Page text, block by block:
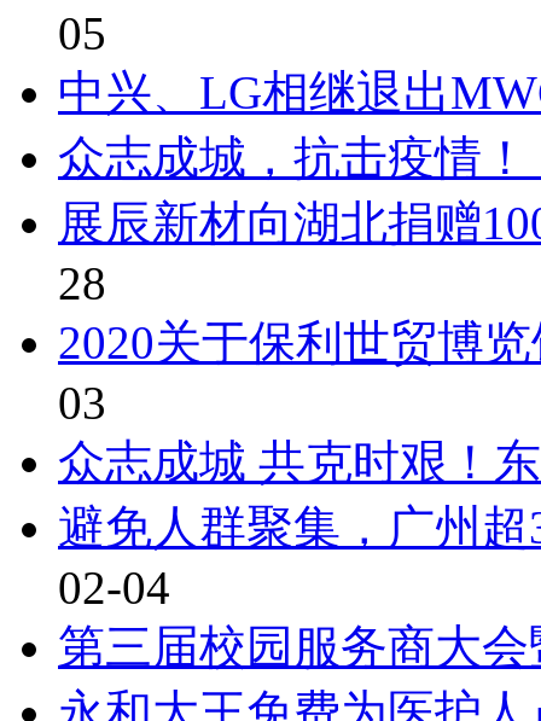
05
中兴、LG相继退出
众志成城，抗击疫情
展辰新材向湖北捐赠
28
2020关于保利世贸博
03
众志成城 共克时艰！
避免人群聚集，广州
02-04
第三届校园服务商大